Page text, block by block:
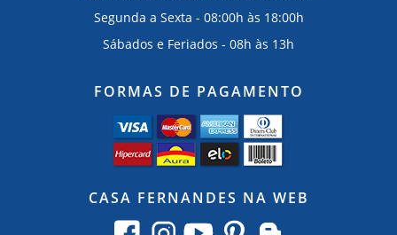
Segunda a Sexta - 08:00h às 18:00h
Sábados e Feriados - 08h às 13h
FORMAS DE PAGAMENTO
CASA FERNANDES NA WEB